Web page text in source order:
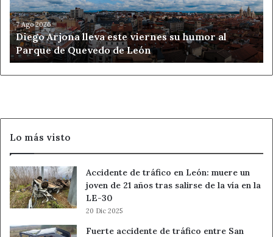
humor
al
Parque
de
Quevedo
de
7 Ago 2026
Diego Arjona lleva este viernes su humor al
Parque de Quevedo de León
Lo más visto
Accidente de tráfico en León: muere un
joven de 21 años tras salirse de la vía en la
LE-30
20 Dic 2025
Fuerte accidente de tráfico entre San